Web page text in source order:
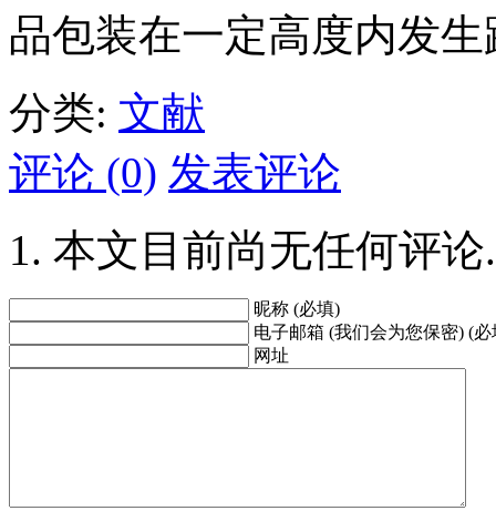
品包装在一定高度内发
分类: 文献
评论 (0) 发表评论
本文目前尚无任何评论.
昵称 (必填)
电子邮箱 (我们会为您保密) (必
网址